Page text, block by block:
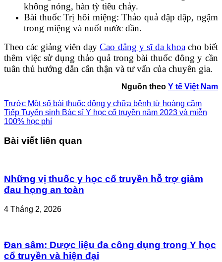
không nóng, hàn tỳ tiêu chảy.
Bài thuốc Trị hôi miệng: Thảo quả đập dập, ngậm
trong miệng và nuốt nước dần.
Theo các giảng viên dạyCao đẳng y sĩ đa khoacho biết
thêm việc sử dụng thảo quả trong bài thuốc đông y cần
tuân thủ hướng dẫn cẩn thận và tư vấn của chuyên gia.
Nguồn theo Y tế Việt Nam
Trước Một số bài thuốc đông y chữa bệnh từ hoàng cầm
Tiếp Tuyển sinh Bác sĩ Y học cổ truyền năm 2023 và miễn
100% học phí
Bài viết liên quan
Những vị thuốc y học cổ truyền hỗ trợ giảm
đau họng an toàn
4 Tháng 2, 2026
Đan sâm: Dược liệu đa công dụng trong Y học
cổ truyền và hiện đại